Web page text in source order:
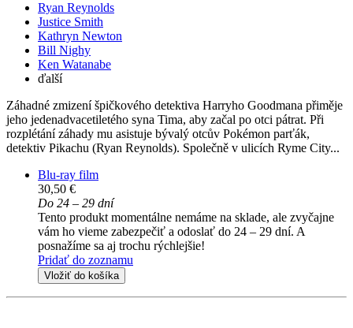
Ryan Reynolds
Justice Smith
Kathryn Newton
Bill Nighy
Ken Watanabe
ďalší
Záhadné zmizení špičkového detektiva Harryho Goodmana přiměje
jeho jedenadvacetiletého syna Tima, aby začal po otci pátrat. Při
rozplétání záhady mu asistuje bývalý otcův Pokémon parťák,
detektiv Pikachu (Ryan Reynolds). Společně v ulicích Ryme City...
Blu-ray film
30,50 €
Do 24 – 29 dní
Tento produkt momentálne nemáme na sklade, ale zvyčajne
vám ho vieme zabezpečiť a odoslať do 24 – 29 dní. A
posnažíme sa aj trochu rýchlejšie!
Pridať do zoznamu
Vložiť do košíka